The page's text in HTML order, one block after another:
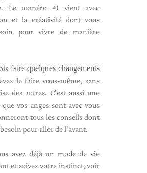
Le numéro 41 vient avec
et la créativité dont vous
pour vivre de manière
faire quelques changements
le faire vous-même, sans
des autres. C'est aussi une
que vos anges sont avec vous
tous les conseils dont
pour aller de l'avant.
avez déjà un mode de vie
et suivez votre instinct, voir